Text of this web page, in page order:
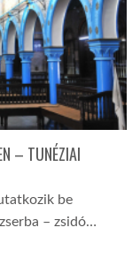
– TUNÉZIAI
be
– zsidó…